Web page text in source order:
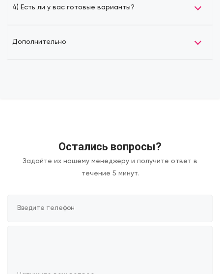
4) Есть ли у вас готовые варианты?
Дополнительно
Остались вопросы?
Задайте их нашему менеджеру и получите ответ в
течение 5 минут.